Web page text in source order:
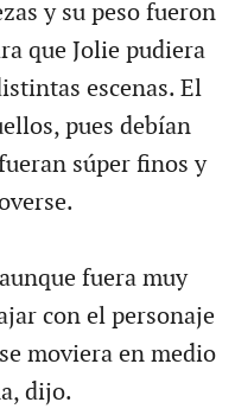
y su peso fueron
que Jolie pudiera
escenas. El
pues debían
súper finos y
fuera muy
con el personaje
moviera en medio
dijo.